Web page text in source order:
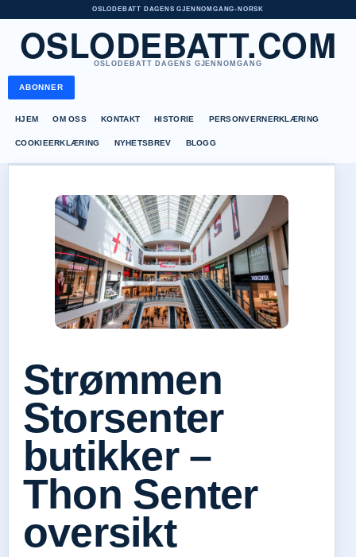
OSLODEBATT DAGENS GJENNOMGANG• NORSK
OSLODEBATT.COM
OSLODEBATT DAGENS GJENNOMGANG
ABONNER
HJEM OM OSS KONTAKT HISTORIE PERSONVERNERKLÆRING
COOKIEERKLÆRING NYHETSBREV BLOGG
Strømmen
Storsenter
butikker –
Thon Senter
oversikt